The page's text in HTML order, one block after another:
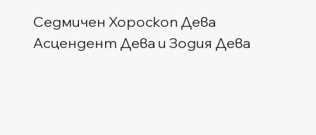
Седмичен Хороскоп Дева
Асцендент Дева и Зодия Дева